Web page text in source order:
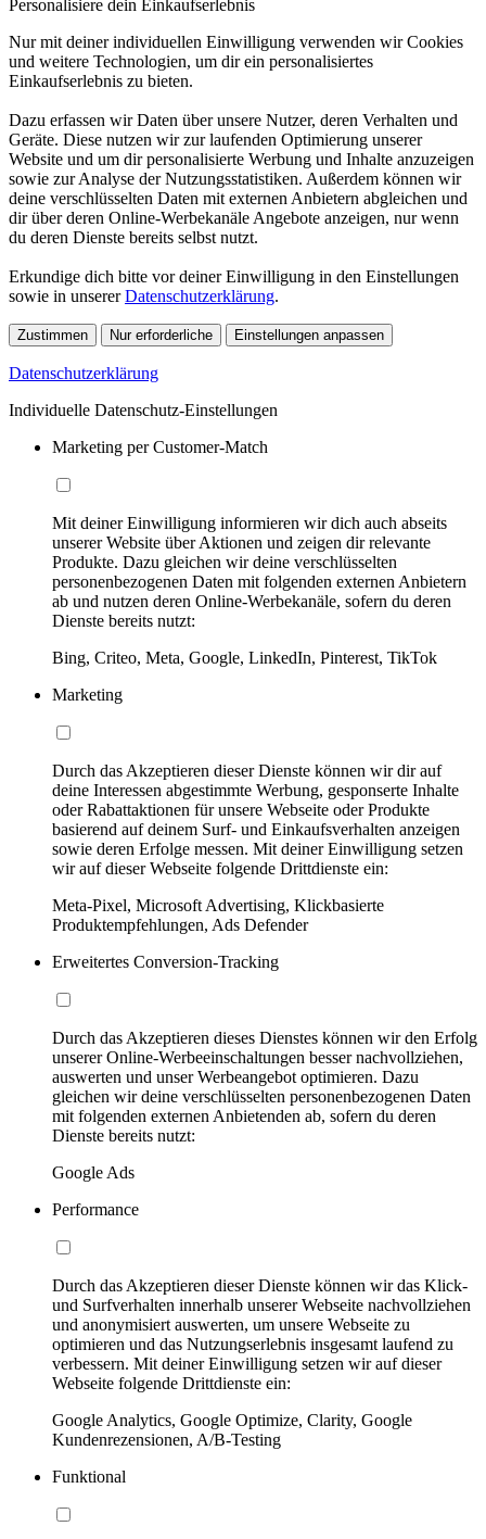
Personalisiere dein Einkaufserlebnis
Nur mit deiner individuellen Einwilligung verwenden wir Cookies
und weitere Technologien, um dir ein personalisiertes
Einkaufserlebnis zu bieten.
Dazu erfassen wir Daten über unsere Nutzer, deren Verhalten und
Geräte. Diese nutzen wir zur laufenden Optimierung unserer
Website und um dir personalisierte Werbung und Inhalte anzuzeigen
sowie zur Analyse der Nutzungsstatistiken. Außerdem können wir
deine verschlüsselten Daten mit externen Anbietern abgleichen und
dir über deren Online-Werbekanäle Angebote anzeigen, nur wenn
du deren Dienste bereits selbst nutzt.
Erkundige dich bitte vor deiner Einwilligung in den Einstellungen
sowie in unsererDatenschutzerklärung.
Zustimmen Nur erforderliche Einstellungen anpassen
Datenschutzerklärung
Individuelle Datenschutz-Einstellungen
Marketing per Customer-Match
Mit deiner Einwilligung informieren wir dich auch abseits
unserer Website über Aktionen und zeigen dir relevante
Produkte. Dazu gleichen wir deine verschlüsselten
personenbezogenen Daten mit folgenden externen Anbietern
ab und nutzen deren Online-Werbekanäle, sofern du deren
Dienste bereits nutzt:
Bing, Criteo, Meta, Google, LinkedIn, Pinterest, TikTok
Marketing
Durch das Akzeptieren dieser Dienste können wir dir auf
deine Interessen abgestimmte Werbung, gesponserte Inhalte
oder Rabattaktionen für unsere Webseite oder Produkte
basierend auf deinem Surf- und Einkaufsverhalten anzeigen
sowie deren Erfolge messen. Mit deiner Einwilligung setzen
wir auf dieser Webseite folgende Drittdienste ein:
Meta-Pixel, Microsoft Advertising, Klickbasierte
Produktempfehlungen, Ads Defender
Erweitertes Conversion-Tracking
Durch das Akzeptieren dieses Dienstes können wir den Erfolg
unserer Online-Werbeeinschaltungen besser nachvollziehen,
auswerten und unser Werbeangebot optimieren. Dazu
gleichen wir deine verschlüsselten personenbezogenen Daten
mit folgenden externen Anbietenden ab, sofern du deren
Dienste bereits nutzt:
Google Ads
Performance
Durch das Akzeptieren dieser Dienste können wir das Klick-
und Surfverhalten innerhalb unserer Webseite nachvollziehen
und anonymisiert auswerten, um unsere Webseite zu
optimieren und das Nutzungserlebnis insgesamt laufend zu
verbessern. Mit deiner Einwilligung setzen wir auf dieser
Webseite folgende Drittdienste ein:
Google Analytics, Google Optimize, Clarity, Google
Kundenrezensionen, A/B-Testing
Funktional